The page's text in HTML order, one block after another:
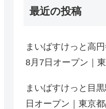
最近の投稿
まいばすけっと高
8月7日オープン｜
まいばすけっと目
日オープン｜東京